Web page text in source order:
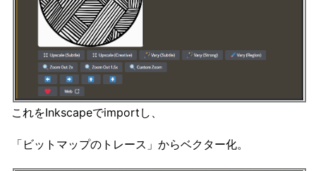
これをInkscapeでimportし、
「ビットマップのトレース」からベクター化。